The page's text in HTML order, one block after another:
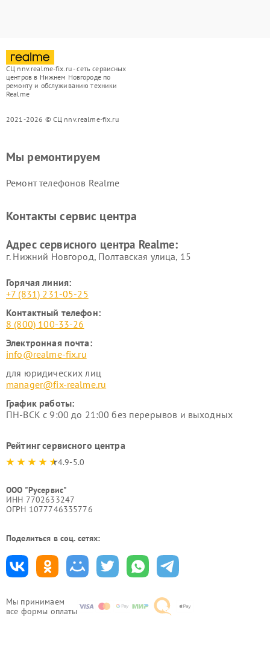
СЦ nnv.realme-fix.ru - сеть сервисных
центров в Нижнем Новгороде по
ремонту и обслуживанию техники
Realme
2021-2026 © СЦ nnv.realme-fix.ru
Мы принимаем
все формы оплаты
Мы ремонтируем
Ремонт телефонов Realme
Контакты сервис центра
Адрес сервисного центра Realme:
г. Нижний Новгород, Полтавская улица, 15
Горячая линия:
+7 (831) 231-05-25
Контактный телефон:
8 (800) 100-33-26
Электронная почта:
info@realme-fix.ru
для юридических лиц
manager@fix-realme.ru
График работы:
ПН-ВСК с 9:00 до 21:00 без перерывов и выходных
Рейтинг сервисного центра
4.9-5.0
ООО "Русервис"
ИНН 7702633247
ОГРН 1077746335776
Поделиться в соц. сетях: